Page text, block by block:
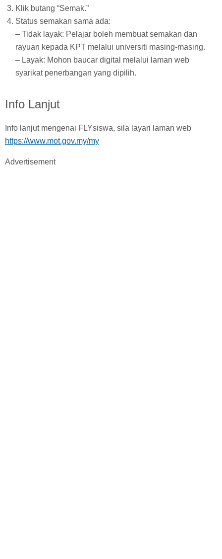
Klik butang “Semak.”
Status semakan sama ada:
– Tidak layak: Pelajar boleh membuat semakan dan
rayuan kepada KPT melalui universiti masing-masing.
– Layak: Mohon baucar digital melalui laman web
syarikat penerbangan yang dipilih.
Info Lanjut
Info lanjut mengenai FLYsiswa, sila layari laman web
https://www.mot.gov.my/my
Advertisement